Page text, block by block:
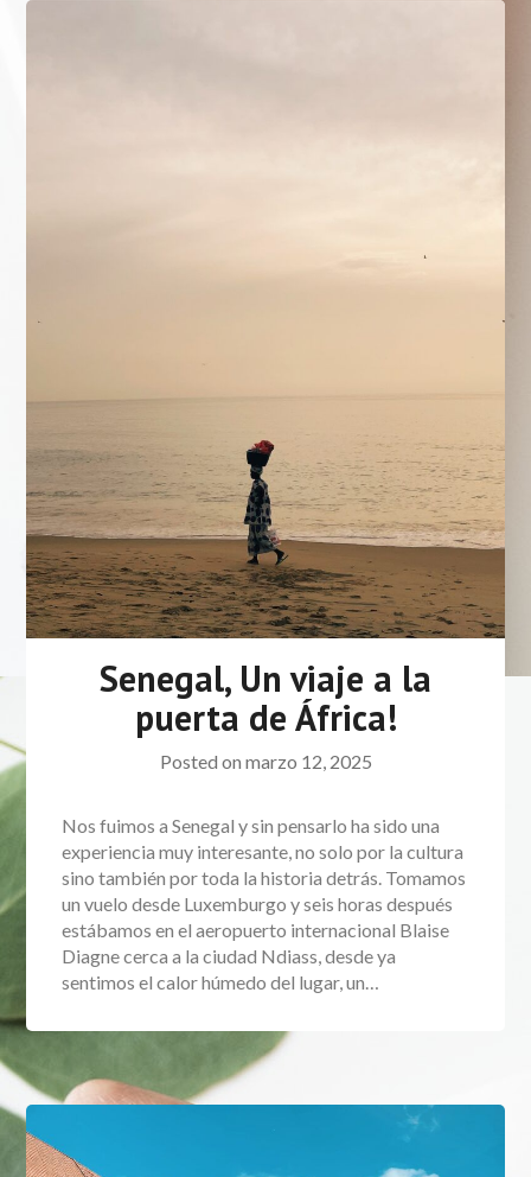
Senegal, Un viaje a la
puerta de África!
Posted on marzo 12, 2025
Nos fuimos a Senegal y sin pensarlo ha sido una
experiencia muy interesante, no solo por la cultura
sino también por toda la historia detrás. Tomamos
un vuelo desde Luxemburgo y seis horas después
estábamos en el aeropuerto internacional Blaise
Diagne cerca a la ciudad Ndiass, desde ya
sentimos el calor húmedo del lugar, un…